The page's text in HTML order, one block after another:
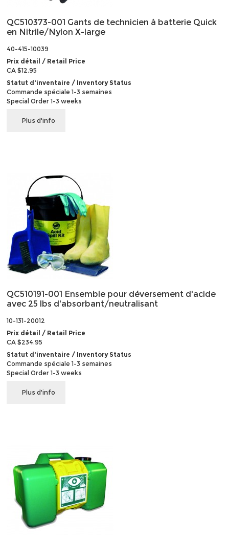
QC510373-001 Gants de technicien à batterie Quick
en Nitrile/Nylon X-large
40-415-10039
Prix détail / Retail Price
CA $12.95
Statut d'inventaire / Inventory Status
Commande spéciale 1-3 semaines
Special Order 1-3 weeks
Plus d'info
QC510191-001 Ensemble pour déversement d'acide
avec 25 lbs d'absorbant/neutralisant
10-131-20012
Prix détail / Retail Price
CA $234.95
Statut d'inventaire / Inventory Status
Commande spéciale 1-3 semaines
Special Order 1-3 weeks
Plus d'info